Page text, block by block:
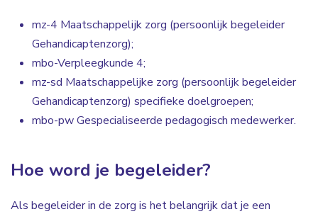
mz-4 Maatschappelijk zorg (persoonlijk begeleider
Gehandicaptenzorg);
mbo-Verpleegkunde 4;
mz-sd Maatschappelijke zorg (persoonlijk begeleider
Gehandicaptenzorg) specifieke doelgroepen;
mbo-pw Gespecialiseerde pedagogisch medewerker.
Hoe word je begeleider?
Als begeleider in de zorg is het belangrijk dat je een